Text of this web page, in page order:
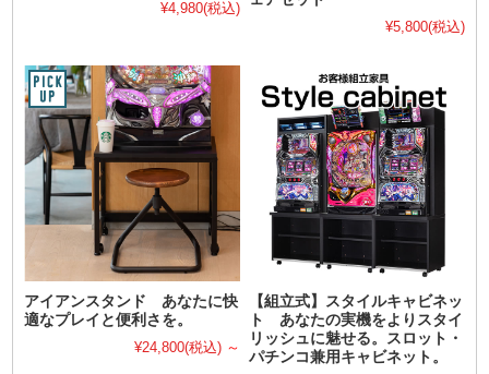
¥4,980(税込)
¥5,800(税込)
アイアンスタンド あなたに快
適なプレイと便利さを。
¥24,800(税込) ～
【組立式】スタイルキャビネッ
ト あなたの実機をよりスタイ
リッシュに魅せる。スロット・
パチンコ兼用キャビネット。